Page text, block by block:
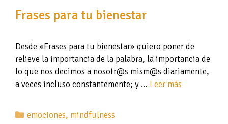
Frases para tu bienestar
Desde «Frases para tu bienestar» quiero poner de
relieve la importancia de la palabra, la importancia de
lo que nos decimos a nosotr@s mism@s diariamente,
a veces incluso constantemente; y … Leer más
Categorías
emociones, mindfulness